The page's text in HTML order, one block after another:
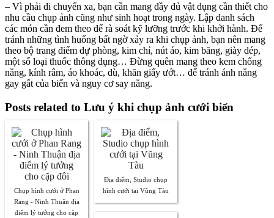
– Vì phải di chuyển xa, bạn cần mang đầy đủ vật dụng cần thiết cho
nhu cầu chụp ảnh cũng như sinh hoạt trong ngày. Lập danh sách
các món cần đem theo để rà soát kỹ lưỡng trước khi khởi hành. Để
tránh những tình huống bất ngờ xảy ra khi chụp ảnh, bạn nên mang
theo bộ trang điểm dự phòng, kim chỉ, nút áo, kim băng, giày dép,
một số loại thuốc thông dụng… Đừng quên mang theo kem chống
nắng, kính râm, áo khoác, dù, khăn giấy ướt… để tránh ánh nắng
gay gắt của biển và nguy cơ say nắng.
Posts related to Lưu ý khi chụp ảnh cưới biển
Chụp hình cưới ở Phan
Rang - Ninh Thuận địa
điểm lý tưởng cho cặp
Địa điểm, Studio chụp
hình cưới tại Vũng Tàu